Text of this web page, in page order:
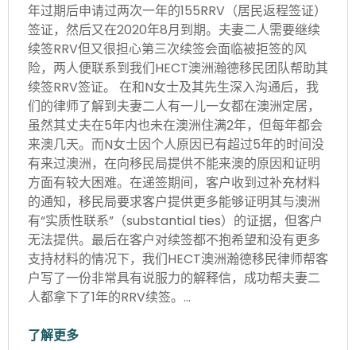
年过期后申请过两次一年的155RRV（居民返程签证）
签证，然后又在2020年8月到期。夫妻二人需要继续
续签RRV但又很担心第三次续签会面临被拒签的风
险，两人便联系到我们HECT澳洲瀚德移民团队帮助其
续签RRV签证。 在和N女士及其先生深入沟通后，我
们的律师了解到夫妻二人有一儿一女都在澳洲定居，
虽然其丈夫在5年内也未在澳洲住满2年，但每年都会
来澳几天。而N女士因个人原因已有超过5年的时间没
有来过澳洲，在向移民局提供不能来澳的原因和证明
方面有较大困难。在递签期间，客户收到过补充材料
的通知，移民局要求客户提供更多能够证明其与澳洲
有“实质性联系”（substantial ties）的证据，但客户
无法提供。最后在客户对续签都不抱希望和没有更多
支持材料的情况下，我们HECT澳洲瀚德移民律师帮客
户写了一份非常具有说服力的解释信，成功帮夫妻二
人都拿下了1年的RRV续签。…
了解更多